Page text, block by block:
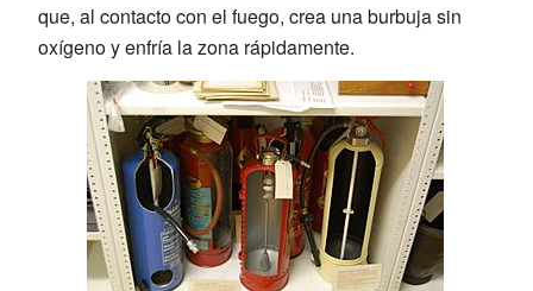
que, al contacto con el fuego, crea una burbuja sin
oxígeno y enfría la zona rápidamente.